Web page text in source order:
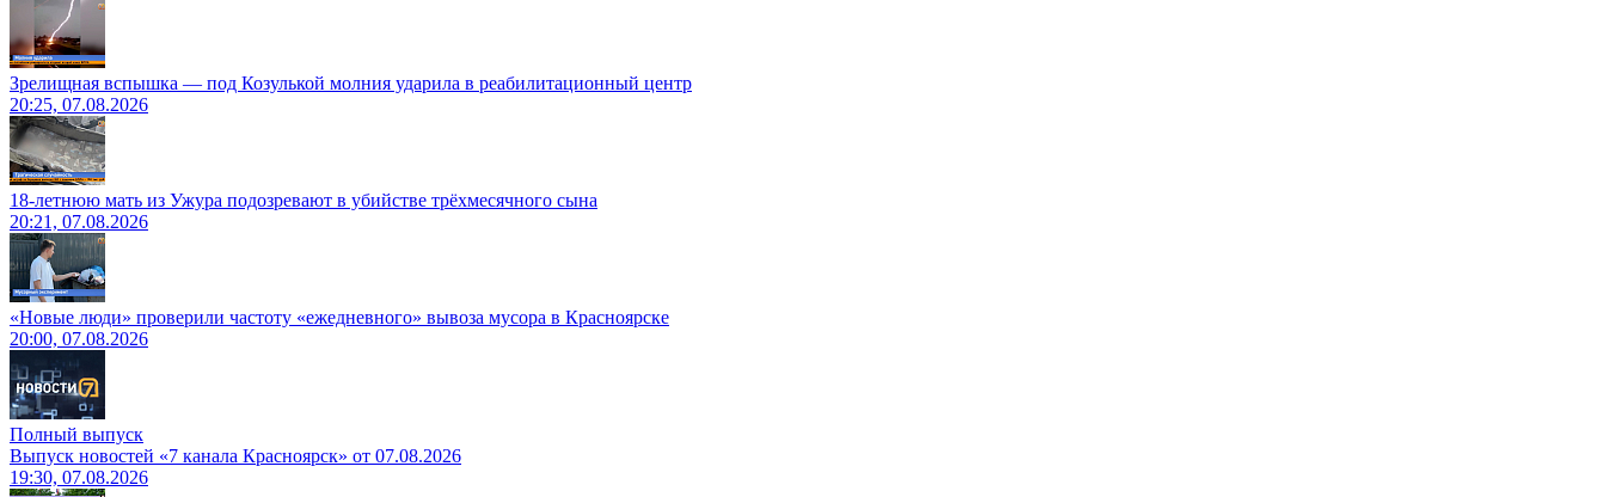
Зрелищная вспышка — под Козулькой молния ударила в реабилитационный центр
20:25, 07.08.2026
18-летнюю мать из Ужура подозревают в убийстве трёхмесячного сына
20:21, 07.08.2026
«Новые люди» проверили частоту «ежедневного» вывоза мусора в Красноярске
20:00, 07.08.2026
Полный выпуск
Выпуск новостей «7 канала Красноярск» от 07.08.2026
19:30, 07.08.2026